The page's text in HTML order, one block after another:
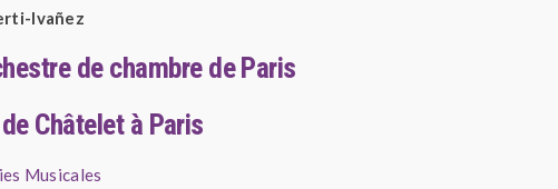
Ivañez
de chambre de Paris
Châtelet à Paris
Musicales